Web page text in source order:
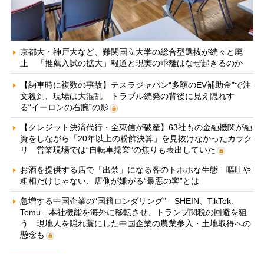
京都大・神戸大など、難関国立大学の総合型選抜が続々と廃
止 「推薦入試の拡大」報道と現実の乖離はなぜ起きるのか
【納車時に複数の事故】テスラジャパン“多額のEV補助金”で注
文殺到、現場は大混乱 トラブル続発の背後に見え隠れす
る“イーロンの右腕”の影
【クレジット決済代行・全東信が破産】63社もの金融機関が融
資をしながら「20年以上の粉飾決算」を見抜けなかったカラク
リ 営業現場では“自転車操業”の焦りも表出していた
お酒を提供する店で「出禁」になる客のトホホな生態 嘔吐や
粗相だけじゃない、店側が嫌がる“最悪の客”とは
急増する中国企業の“国籍ロンダリング” SHEIN、TikTok、
Temu…本社機能を海外に移転させ、トランプ関税の回避を狙
う 現地人を隠れ蓑にした中国企業の農業参入・土地取得への
懸念も